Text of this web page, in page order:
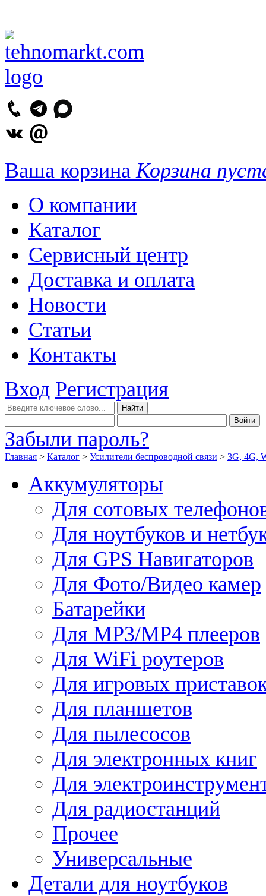
Ваша корзина Корзина
О компании
Каталог
Сервисный центр
Доставка и оплата
Новости
Статьи
Контакты
Вход Регистрация
Забыли пароль?
Главная > Каталог > Усилители беспроводной связи > 3G, 4G,
Аккумуляторы
Для сотовых
Для ноутбуков и
Для GPS Навигаторов
Для Фото/Видео камер
Батарейки
Для MP3/MP4 плееров
Для WiFi роутеров
Для игровых
Для планшетов
Для пылесосов
Для электронных книг
Для
Для радиостанций
Прочее
Универсальные
Детали для ноутбуков